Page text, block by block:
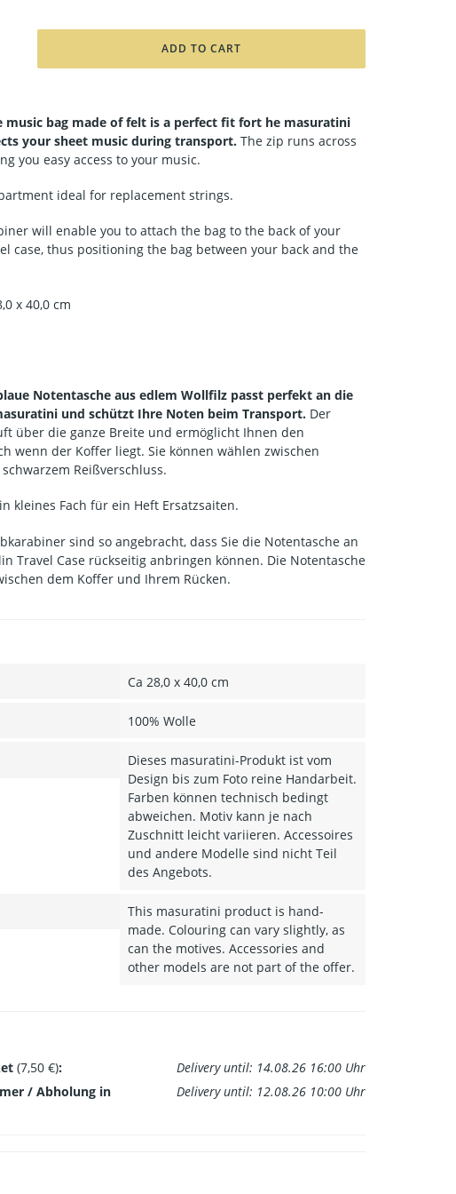
ADD TO CART
music bag made of felt is a perfect fit fort he masuratini
your sheet music during transport. The zip runs across
you easy access to your music.
ideal for replacement strings.
will enable you to attach the bag to the back of your
case, thus positioning the bag between your back and the
x 40,0 cm
Notentasche aus edlem Wollfilz passt perfekt an die
und schützt Ihre Noten beim Transport. Der
über die ganze Breite und ermöglicht Ihnen den
wenn der Koffer liegt. Sie können wählen zwischen
Reißverschluss.
kleines Fach für ein Heft Ersatzsaiten.
sind so angebracht, dass Sie die Notentasche an
Travel Case rückseitig anbringen können. Die Notentasche
dem Koffer und Ihrem Rücken.
Ca 28,0 x 40,0 cm
100% Wolle
Dieses masuratini-Produkt ist vom
Design bis zum Foto reine Handarbeit.
Farben können technisch bedingt
abweichen. Motiv kann je nach
Zuschnitt leicht variieren. Accessoires
und andere Modelle sind nicht Teil
des Angebots.
This masuratini product is hand-
made. Colouring can vary slightly, as
can the motives. Accessories and
other models are not part of the offer.
(7,50 €):
Delivery until: 14.08.26 16:00 Uhr
/ Abholung in
Delivery until: 12.08.26 10:00 Uhr